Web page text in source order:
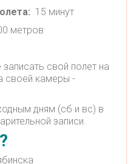
15 минут
метров
свой полет на
своей камеры -
дням (сб и вс) в
записи.